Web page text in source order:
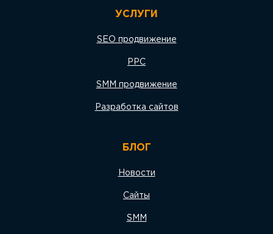
УСЛУГИ
SEO продвижение
PPC
SMM продвижение
Разработка сайтов
БЛОГ
Новости
Сайты
SMM